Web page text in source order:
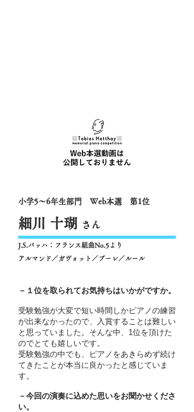
小学5～6年生部門 Web本選 第1位
細川 十瑚 さん
J.S.バッハ：フランス組曲No.5より
アルマンド／ガヴォット／ブーレ／ルール
－１位を取られてお気持ちはいかがですか。
受験勉強が大変で短い時間しかピアノの練習
が出来なかったので、入賞することは難しい
と思っていました。そんな中、1位を頂けた
のでとても嬉しいです。
受験勉強の中でも、ピアノをあきらめず続け
てきたことが本当に良かったと感じていま
す。
－今回の演奏に込めた思いをお聞かせくださ
い。